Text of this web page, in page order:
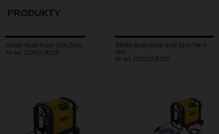
PRODUKTY
REMS Multi-Push SLW Zest.
Nr art. 115611 R220
REMS Multi-Push SLW Zest TW-H
plus
Nr art. 1156X2 R220